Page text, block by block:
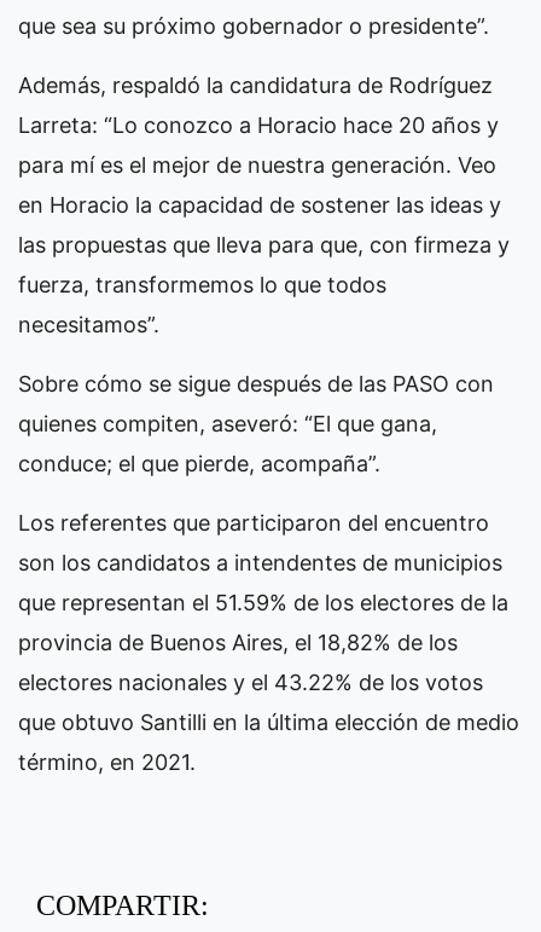
que sea su próximo gobernador o presidente”.
Además, respaldó la candidatura de Rodríguez
Larreta: “Lo conozco a Horacio hace 20 años y
para mí es el mejor de nuestra generación. Veo
en Horacio la capacidad de sostener las ideas y
las propuestas que lleva para que, con firmeza y
fuerza, transformemos lo que todos
necesitamos”.
Sobre cómo se sigue después de las PASO con
quienes compiten, aseveró: “El que gana,
conduce; el que pierde, acompaña”.
Los referentes que participaron del encuentro
son los candidatos a intendentes de municipios
que representan el 51.59% de los electores de la
provincia de Buenos Aires, el 18,82% de los
electores nacionales y el 43.22% de los votos
que obtuvo Santilli en la última elección de medio
término, en 2021.
COMPARTIR: